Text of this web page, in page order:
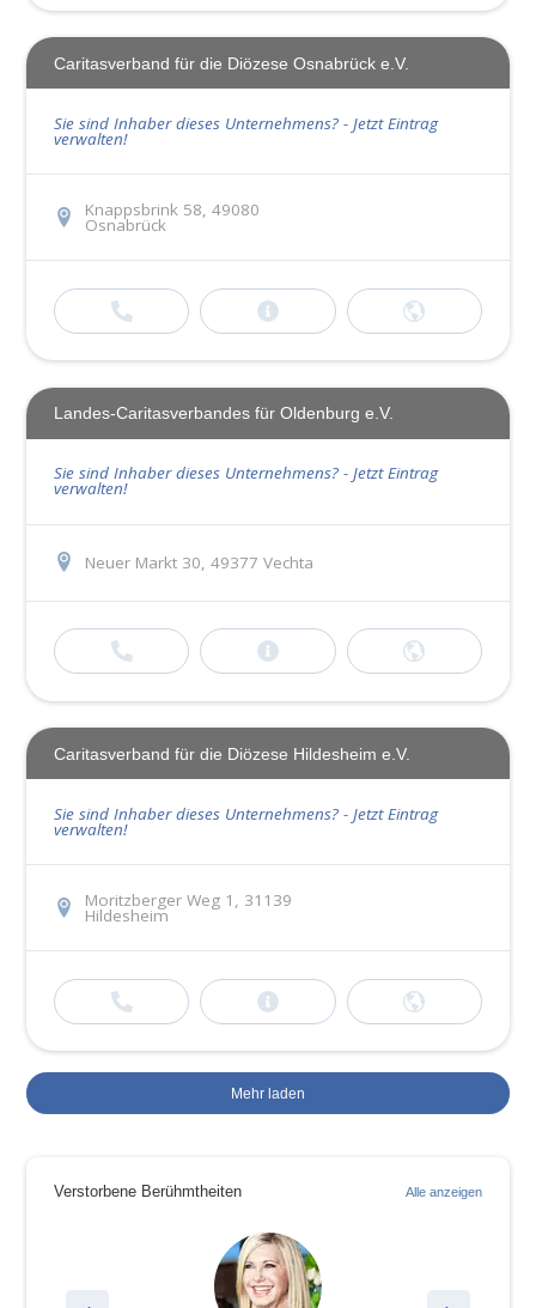
Caritasverband für die Diözese Osnabrück e.V.
Sie sind Inhaber dieses Unternehmens? - Jetzt Eintrag
verwalten!
Knappsbrink 58, 49080
Osnabrück
Landes-Caritasverbandes für Oldenburg e.V.
Sie sind Inhaber dieses Unternehmens? - Jetzt Eintrag
verwalten!
Neuer Markt 30, 49377 Vechta
Caritasverband für die Diözese Hildesheim e.V.
Sie sind Inhaber dieses Unternehmens? - Jetzt Eintrag
verwalten!
Moritzberger Weg 1, 31139
Hildesheim
Mehr laden
Verstorbene Berühmtheiten Alle anzeigen